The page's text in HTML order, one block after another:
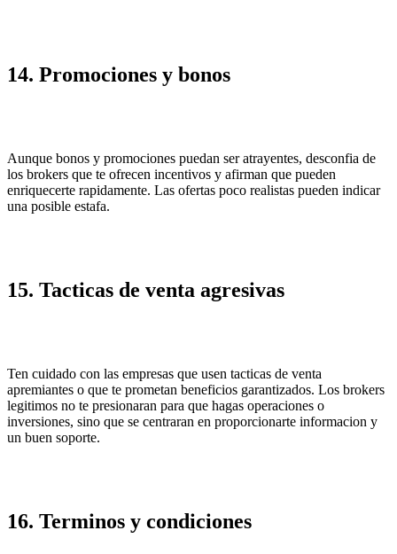
14. Promociones y bonos
Aunque bonos y promociones puedan ser atrayentes, desconfia de
los brokers que te ofrecen incentivos y afirman que pueden
enriquecerte rapidamente. Las ofertas poco realistas pueden indicar
una posible estafa.
15. Tacticas de venta agresivas
Ten cuidado con las empresas que usen tacticas de venta
apremiantes o que te prometan beneficios garantizados. Los brokers
legitimos no te presionaran para que hagas operaciones o
inversiones, sino que se centraran en proporcionarte informacion y
un buen soporte.
16. Terminos y condiciones